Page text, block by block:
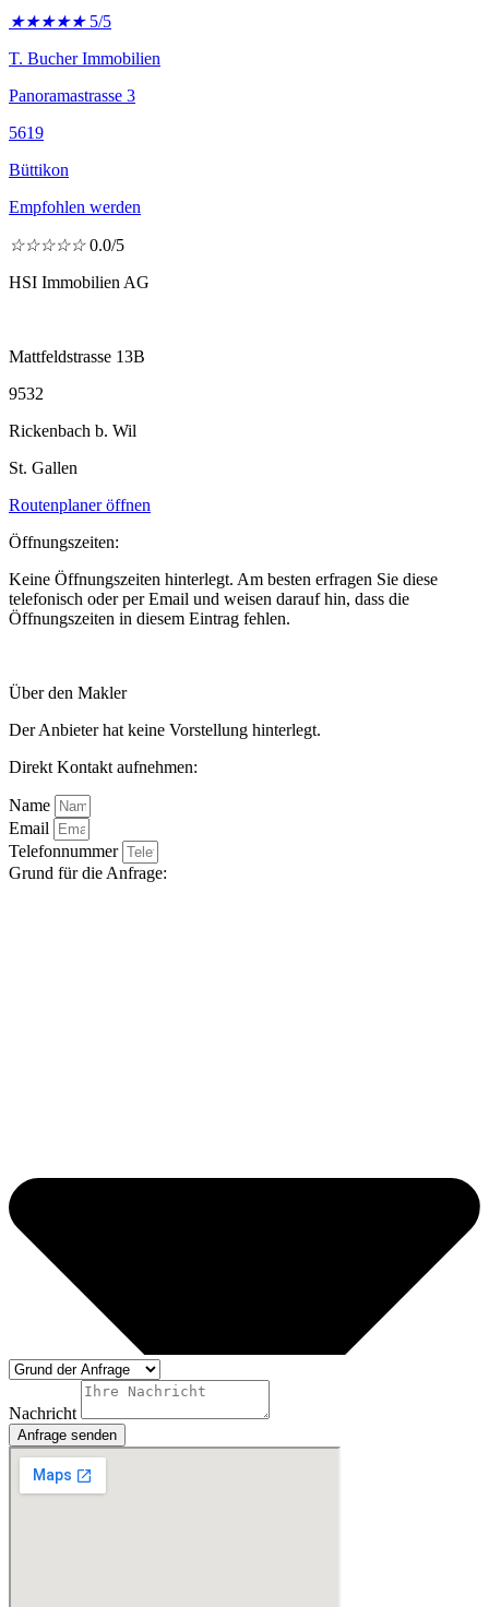
★★★★★ 5/5
T. Bucher Immobilien
Panoramastrasse 3
5619
Büttikon
Empfohlen werden
☆☆☆☆☆ 0.0/5
HSI Immobilien AG
Mattfeldstrasse 13B
9532
Rickenbach b. Wil
St. Gallen
Routenplaner öffnen
Öffnungszeiten:
Keine Öffnungszeiten hinterlegt. Am besten erfragen Sie diese
telefonisch oder per Email und weisen darauf hin, dass die
Öffnungszeiten in diesem Eintrag fehlen.
Über den Makler
Der Anbieter hat keine Vorstellung hinterlegt.
Direkt Kontakt aufnehmen:
Name
Email
Telefonnummer
Grund für die Anfrage:
Nachricht
Anfrage senden